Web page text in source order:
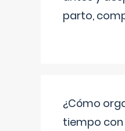
parto,
¿Cómo
tiempo con